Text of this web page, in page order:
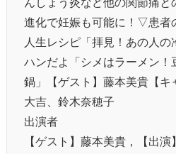
進化で妊娠も可能に！▽患
人生レシピ「拝見！あの人
ハンだよ「シメはラーメン！
鍋」【ゲスト】藤本美貴【キ
大吉、鈴木奈穂子
出演者
【ゲスト】藤本美貴，【出